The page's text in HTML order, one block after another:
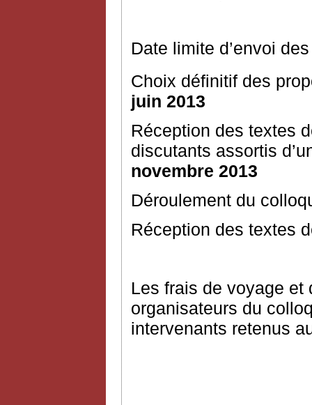
Date limite d’envoi
Choix définitif des
juin 2013
Réception des textes
discutants assortis
novembre 2013
Déroulement du
Réception des textes
Les frais de voyage et
organisateurs du
intervenants retenus